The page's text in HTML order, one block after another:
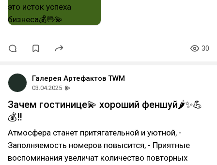
30
Галерея Артефактов TWM
03.04.2025
Зачем гостинице💫 хороший феншуй🌶️✨💪
💰‼️
Атмосфера станет притягательной и уютной, -
Заполняемость номеров повысится, - Приятные
воспоминания увеличат количество повторных